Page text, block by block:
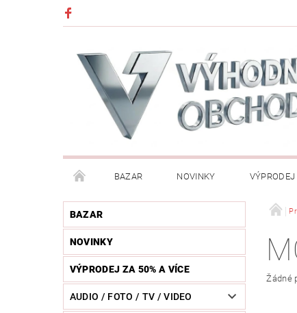
BAZAR NOVINKY
DĚTI (HRAČKY, CHŮVIČKY, VÝBAVA) DÍLNA /
HUDEBNÍ NÁSTROJE CHYTRÉ HODINKY /
KOSMETIKA / ŠPERKY KOŽENÝ SVĚT
BAZAR
NOVINKY
VÝPRODEJ ZA 50% A VÍCE
AUDIO / FOTO / TV / VIDEO
Žádné